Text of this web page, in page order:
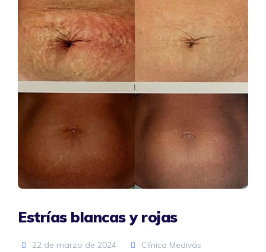
Estrías blancas y rojas
22 de marzo de 2024 Clínica Medivás